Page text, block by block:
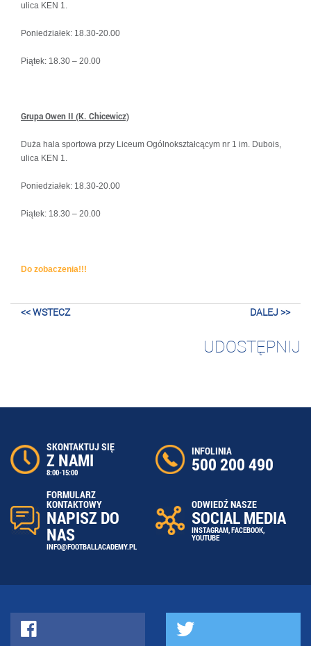
ulica KEN 1.
Poniedziałek: 18.30-20.00
Piątek: 18.30 – 20.00
Grupa Owen II (K. Chicewicz)
Duża hala sportowa przy Liceum Ogólnokształcącym nr 1 im. Dubois,
ulica KEN 1.
Poniedziałek: 18.30-20.00
Piątek: 18.30 – 20.00
Do zobaczenia!!!
<< WSTECZ DALEJ >>
UDOSTĘPNIJ
SKONTAKTUJ SIĘ
Z NAMI
8:00-15:00
INFOLINIA
500 200 490
FORMULARZ
KONTAKTOWY
NAPISZ DO
NAS
INFO@FOOTBALLACADEMY.PL
ODWIEDŹ NASZE
SOCIAL MEDIA
INSTAGRAM,FACEBOOK,
YOUTUBE